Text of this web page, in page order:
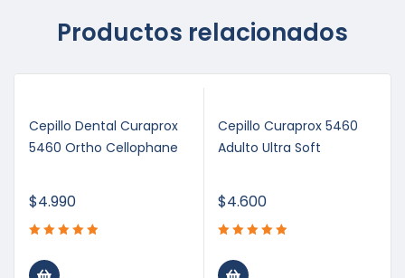
Productos relacionados
Cepillo Dental Curaprox
5460 Ortho Cellophane
$4.990
Cepillo Curaprox 5460
Adulto Ultra Soft
$4.600